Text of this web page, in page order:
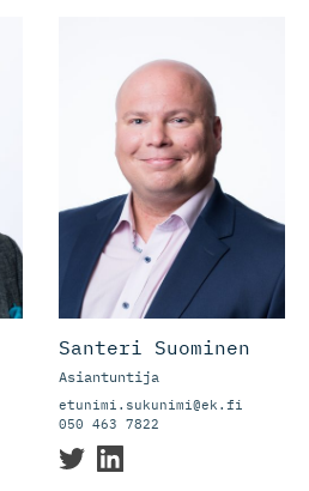
Santeri Suominen
Asiantuntija
etunimi.sukunimi@ek.fi
050 463 7822